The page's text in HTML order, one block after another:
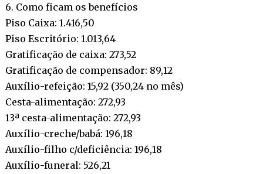
6. Como ficam os benefícios
Piso Caixa: 1.416,50
Piso Escritório: 1.013,64
Gratificação de caixa: 273,52
Gratificação de compensador: 89,12
Auxílio-refeição: 15,92 (350,24 no mês)
Cesta-alimentação: 272,93
13ª cesta-alimentação: 272,93
Auxílio-creche/babá: 196,18
Auxílio-filho c/deficiência: 196,18
Auxílio-funeral: 526,21